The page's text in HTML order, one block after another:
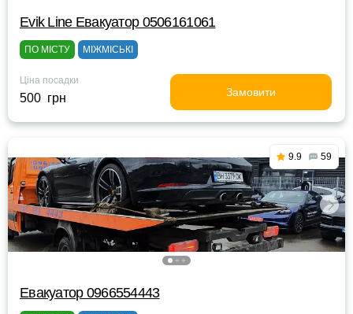
Evik Line Евакуатор 0506161061
ПО МІСТУ МІЖМІСЬКІ
Ціна посадки
500 грн Замовити
9.9 59
Евакуатор 0966554443